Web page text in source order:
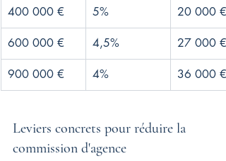
400 000 € 5% 20 000 €
600 000 € 4,5% 27 000 €
900 000 € 4% 36 000 €
Leviers concrets pour réduire la
commission d'agence